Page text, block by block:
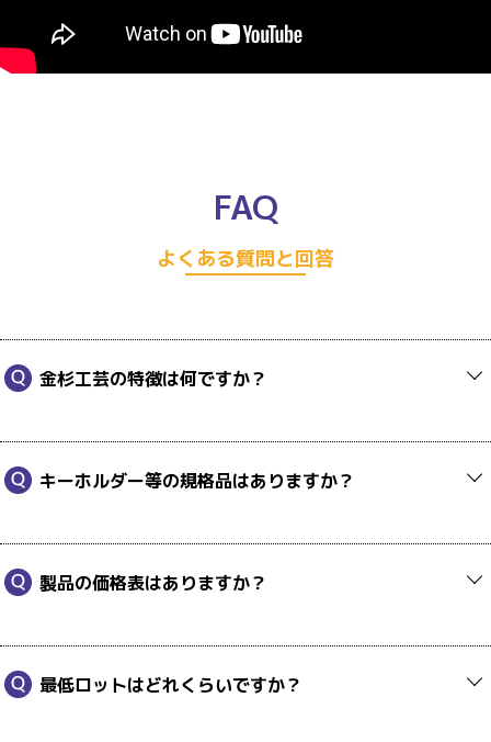
FAQ
よくある質問と回答
金杉工芸の特徴は何ですか？
キーホルダー等の規格品はありますか？
製品の価格表はありますか？
最低ロットはどれくらいですか？